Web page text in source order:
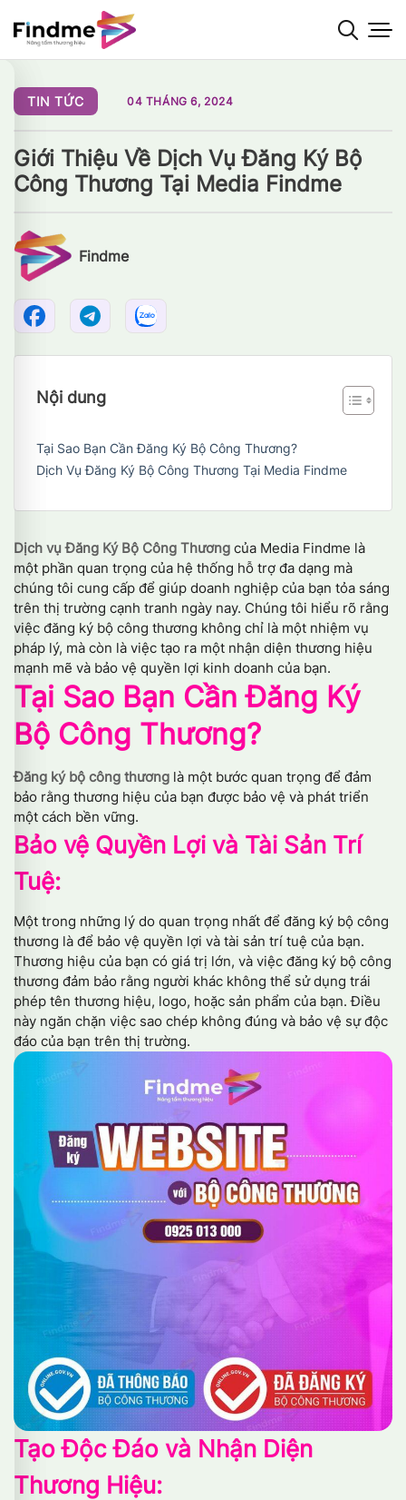
qua
nội
TIN TỨC 04 THÁNG 6, 2024
Giới Thiệu Về Dịch Vụ Đăng Ký Bộ
Công Thương Tại Media Findme
Findme
Nội dung
Tại Sao Bạn Cần Đăng Ký Bộ Công Thương?
Dịch Vụ Đăng Ký Bộ Công Thương Tại Media Findme
Dịch vụ Đăng Ký Bộ Công Thương của Media Findme là
một phần quan trọng của hệ thống hỗ trợ đa dạng mà
chúng tôi cung cấp để giúp doanh nghiệp của bạn tỏa sáng
trên thị trường cạnh tranh ngày nay. Chúng tôi hiểu rõ rằng
việc đăng ký bộ công thương không chỉ là một nhiệm vụ
pháp lý, mà còn là việc tạo ra một nhận diện thương hiệu
mạnh mẽ và bảo vệ quyền lợi kinh doanh của bạn.
Tại Sao Bạn Cần Đăng Ký
Bộ Công Thương?
Đăng ký bộ công thương là một bước quan trọng để đảm
bảo rằng thương hiệu của bạn được bảo vệ và phát triển
một cách bền vững.
Bảo vệ Quyền Lợi và Tài Sản Trí
Tuệ:
Một trong những lý do quan trọng nhất để đăng ký bộ công
thương là để bảo vệ quyền lợi và tài sản trí tuệ của bạn.
Thương hiệu của bạn có giá trị lớn, và việc đăng ký bộ công
thương đảm bảo rằng người khác không thể sử dụng trái
phép tên thương hiệu, logo, hoặc sản phẩm của bạn. Điều
này ngăn chặn việc sao chép không đúng và bảo vệ sự độc
đáo của bạn trên thị trường.
Tạo Độc Đáo và Nhận Diện
Thương Hiệu: